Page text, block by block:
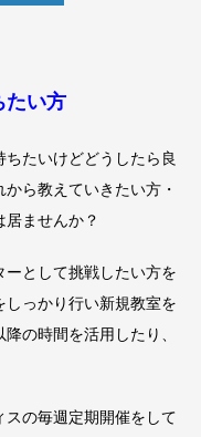
たい方
ちたいけどどうしたら良
ら教えていきたい方・
ませんか？
として挑戦したい方を
っかり行い新規教室を
の時間を活用したり、
の毎週定期開催をして